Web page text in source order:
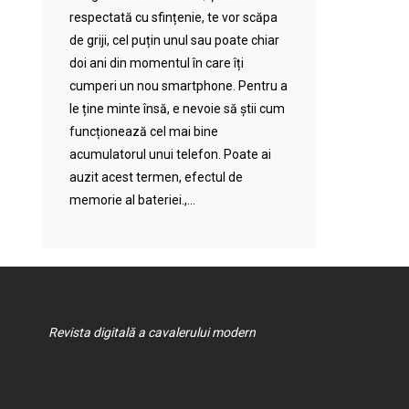
respectată cu sfințenie, te vor scăpa
de griji, cel puțin unul sau poate chiar
doi ani din momentul în care îți
cumperi un nou smartphone. Pentru a
le ține minte însă, e nevoie să știi cum
funcționează cel mai bine
acumulatorul unui telefon. Poate ai
auzit acest termen, efectul de
memorie al bateriei.,...
Revista digitală a cavalerului modern